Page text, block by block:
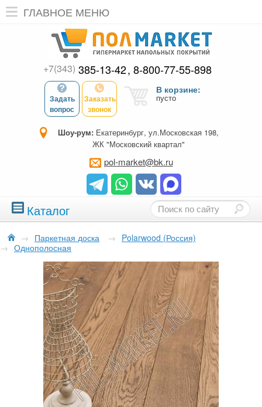
ГЛАВНОЕ МЕНЮ
+7(343) 385-13-42 8-800-77-55-898
Задать
вопрос
Заказать
звонок
В корзине:
пусто
Шоу-рум: Екатеринбург, ул.Московская 198,
ЖК "Московский квартал"
pol-market@bk.ru
Каталог
→ Паркетная доска → Polarwood (Россия)
→ Однополосная